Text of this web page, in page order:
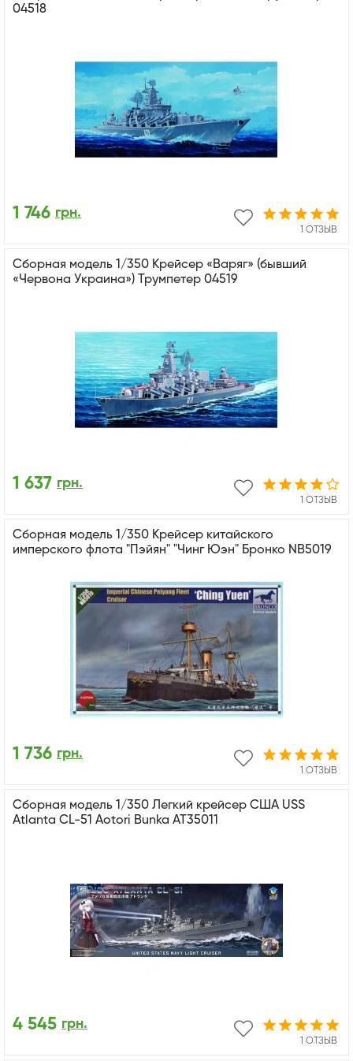
04518
1 ОТЗЫВ
1 746 грн.
Сборная модель 1/350 Крейсер «Варяг» (бывший
«Червона Украина») Трумпетер 04519
1 ОТЗЫВ
1 637 грн.
Сборная модель 1/350 Крейсер китайского
имперского флота "Пэйян" "Чинг Юэн" Бронко NB5019
1 ОТЗЫВ
1 736 грн.
Сборная модель 1/350 Легкий крейсер США USS
Atlanta CL-51 Aotori Bunka AT35011
1 ОТЗЫВ
4 545 грн.